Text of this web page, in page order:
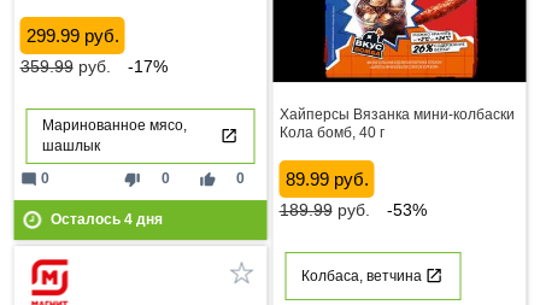
299.99 руб.
359.99руб. -17%
Маринованное мясо,
шашлык
thumb_down 0 thumb_up 0
mode_comment 0
Осталось 4дня
Хайперсы Вязанка мини-колбаски
Кола бомб, 40 г
89.99 руб.
189.99руб. -53%
Колбаса, ветчина